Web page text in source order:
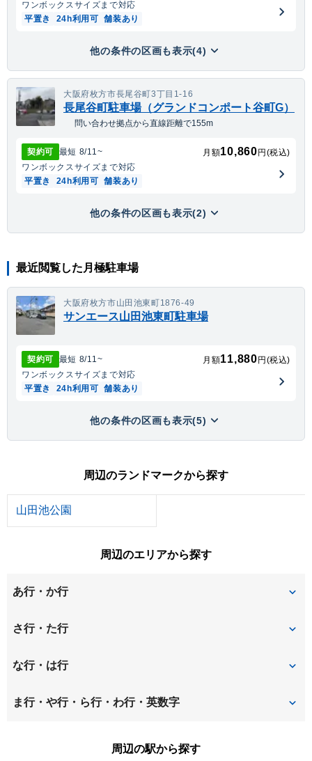
ワンボックス サイズまで対応
平置き
24h利用可 舗装あり
他の条件の区画も表示(4)
大阪府枚方市長尾谷町3丁目1-16
長尾谷町駐車場（グランドコンポート谷町G）
問い合わせ拠点から直線距離で155m
契約可 最短 8/11~ 月額10,860円(税込)
ワンボックス サイズまで対応
平置き
24h利用可 舗装あり
他の条件の区画も表示(2)
最近閲覧した月極駐車場
大阪府枚方市山田池東町1876-49
サンエース山田池東町駐車場
契約可 最短 8/11~ 月額11,880円(税込)
ワンボックス サイズまで対応
平置き
24h利用可 舗装あり
他の条件の区画も表示(5)
周辺のランドマークから探す
山田池公園
周辺のエリアから探す
あ行・か行
池之宮
甲斐田新町
欽明台中央
さ行・た行
招提中町
招提南町 招提元町
な行・は行
長尾家具町 長尾台
ま行・や行・ら行・わ行・英数字
周辺の駅から探す